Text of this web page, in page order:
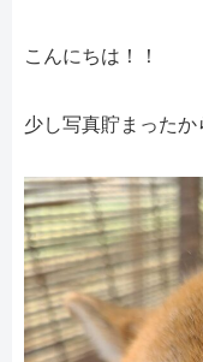
こんにちは！！
少し写真貯まった